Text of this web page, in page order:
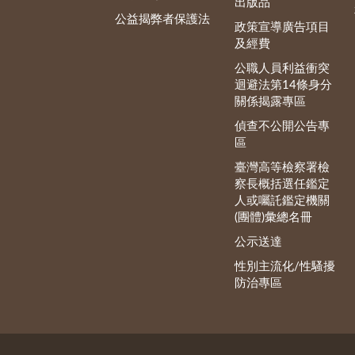
公益揭弊者保護法
出版品
政策宣導廣告項目
及經費
公職人員利益衝突
迴避法第14條身分
關係揭露專區
偵查不公開公告專
區
臺灣高等檢察署檢
察長概括選任鑑定
人或囑託鑑定機關
(團體)彙總名冊
公示送達
性別主流化/性騷擾
防治專區